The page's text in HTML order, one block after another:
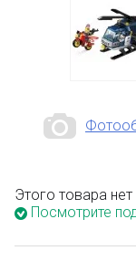
Этого товара
Посмотрите